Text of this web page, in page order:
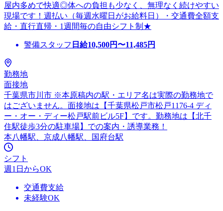
屋内多めで快適◎体への負担も少なく、無理なく続けやすい
現場です！週払い（毎週水曜日がお給料日）・交通費全額支
給・直行直帰・1週間毎の自由シフト制★
警備スタッフ 日給10,500円〜11,485円
勤務地
面接地
千葉県市川市 ※本原稿内の駅・エリア名は実際の勤務地で
はございません。面接地は【千葉県松戸市松戸1176-4 ディ
ー・オー・ディー松戸駅前ビル5F】です。勤務地は【北千
住駅徒歩3分の駐車場】での案内・誘導業務！
本八幡駅、京成八幡駅、国府台駅
シフト
週1日からOK
交通費支給
未経験OK